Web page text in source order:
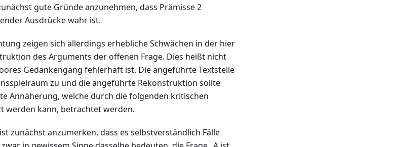
gute Gründe anzunehmen, dass Prämisse 2
Ausdrücke wahr ist.
zeigen sich allerdings erhebliche Schwächen in der hier
des Arguments der offenen Frage. Dies heißt nicht
Gedankengang fehlerhaft ist. Die angeführte Textstelle
zu und die angeführte Rekonstruktion sollte
Annäherung, welche durch die folgenden kritischen
werden kann, betrachtet werden.
zunächst anzumerken, dass es selbstverständlich Fälle